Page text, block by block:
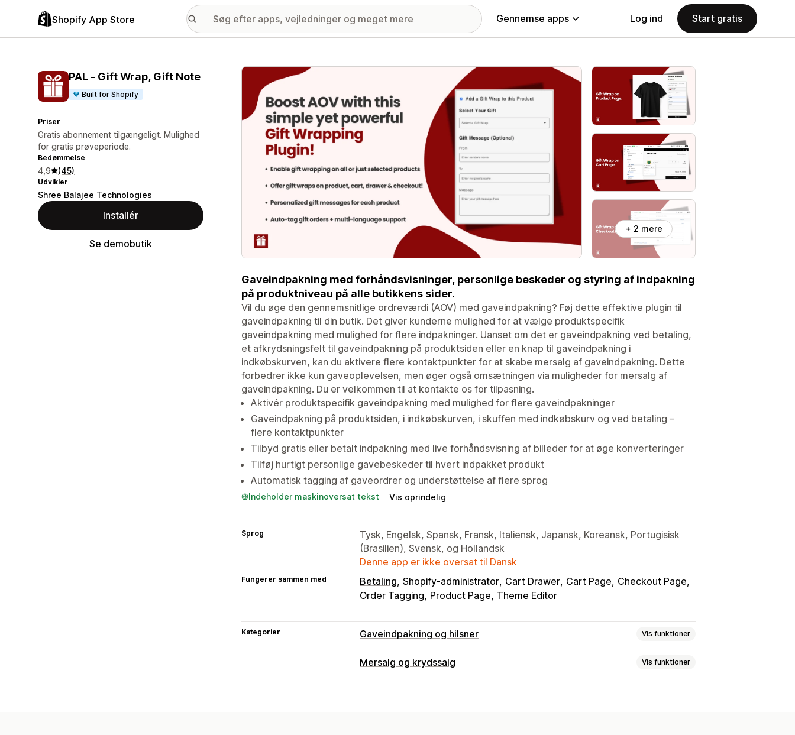
Shopify App Store Gennemse apps Log ind Start gratis
PAL ‑ Gift Wrap, Gift Note
Built for Shopify
Priser
Gratis abonnement tilgængeligt. Mulighed
for gratis prøveperiode.
Bedømmelse
4,9 (45)
Udvikler
Shree Balajee Technologies
Installér
Se demobutik
Galleri med udvalgte billeder
+ 2 mere
Gaveindpakning med forhåndsvisninger, personlige beskeder og styring af indpakning
på produktniveau på alle butikkens sider.
Vil du øge den gennemsnitlige ordreværdi (AOV) med gaveindpakning? Føj dette effektive plugin til
gaveindpakning til din butik. Det giver kunderne mulighed for at vælge produktspecifik
gaveindpakning med mulighed for flere indpakninger. Uanset om det er gaveindpakning ved betaling,
et afkrydsningsfelt til gaveindpakning på produktsiden eller en knap til gaveindpakning i
indkøbskurven, kan du aktivere flere kontaktpunkter for at skabe mersalg af gaveindpakning. Dette
forbedrer ikke kun gaveoplevelsen, men øger også omsætningen via muligheder for mersalg af
gaveindpakning. Du er velkommen til at kontakte os for tilpasning.
Aktivér produktspecifik gaveindpakning med mulighed for flere gaveindpakninger
Gaveindpakning på produktsiden, i indkøbskurven, i skuffen med indkøbskurv og ved betaling –
flere kontaktpunkter
Tilbyd gratis eller betalt indpakning med live forhåndsvisning af billeder for at øge konverteringer
Tilføj hurtigt personlige gavebeskeder til hvert indpakket produkt
Automatisk tagging af gaveordrer og understøttelse af flere sprog
Indeholder maskinoversat tekst Vis oprindelig
Sprog
Tysk, Engelsk, Spansk, Fransk, Italiensk, Japansk, Koreansk, Portugisisk
(Brasilien), Svensk, og Hollandsk
Denne app er ikke oversat til Dansk
Fungerer sammen med Betaling Shopify-administrator Cart Drawer Cart Page Checkout Page
Order Tagging Product Page Theme Editor
Kategorier Gaveindpakning og hilsner Vis funktioner
Gavemuligheder
Mersalg og krydssalg Vis funktioner